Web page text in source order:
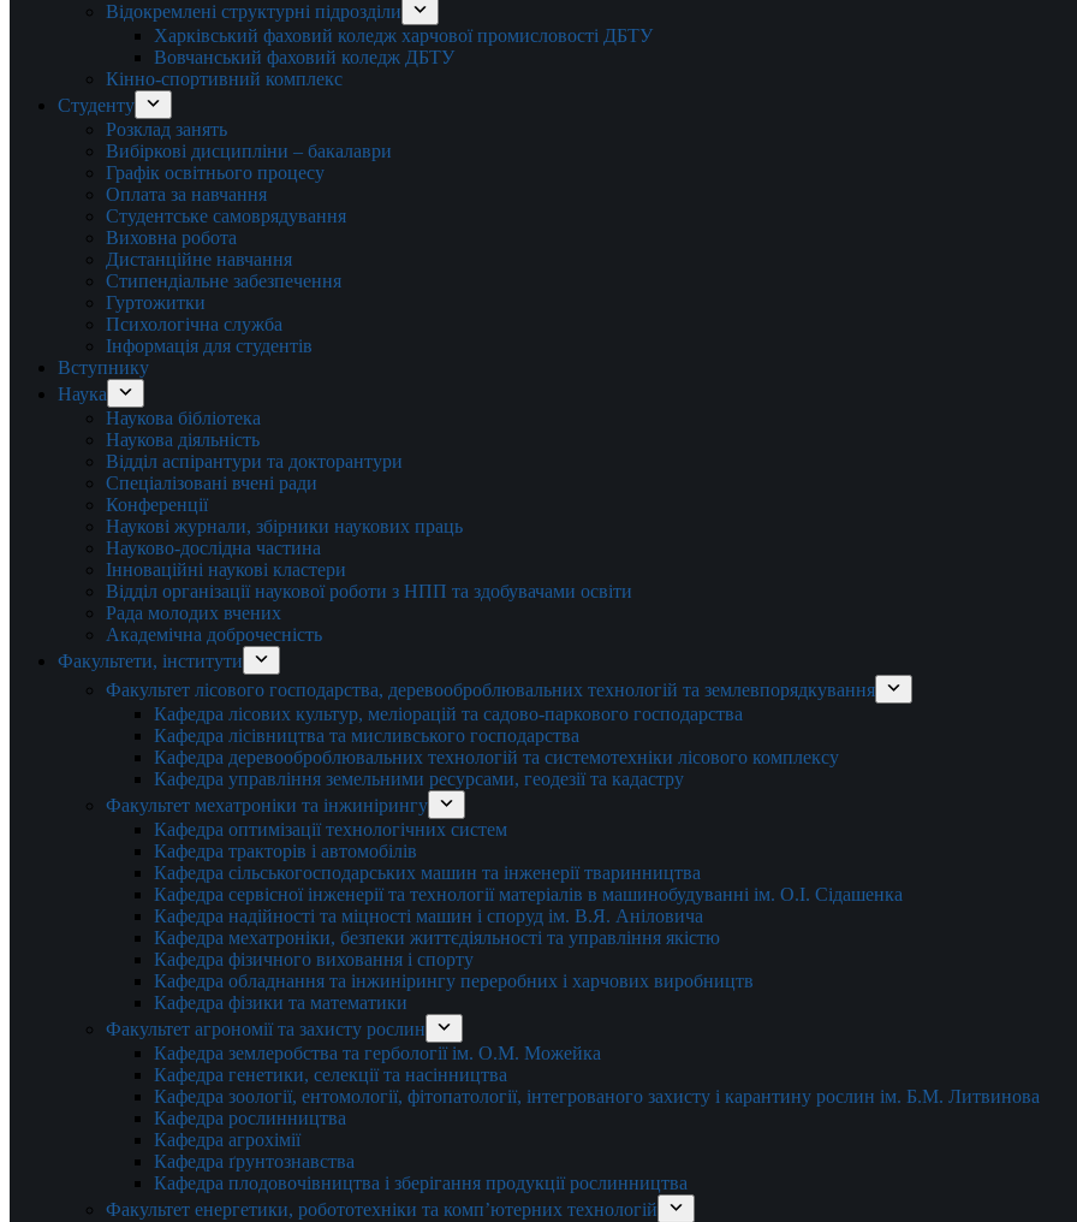
Відокремлені структурні підрозділи
Харківський фаховий коледж харчової промисловості ДБТУ
Вовчанський фаховий коледж ДБТУ
Кінно-спортивний комплекс
Студенту
Розклад занять
Вибіркові дисципліни – бакалаври
Графік освітнього процесу
Оплата за навчання
Студентське самоврядування
Виховна робота
Дистанційне навчання
Стипендіальне забезпечення
Гуртожитки
Психологічна служба
Інформація для студентів
Вступнику
Наука
Наукова бібліотека
Наукова діяльність
Відділ аспірантури та докторантури
Спеціалізовані вчені ради
Конференції
Наукові журнали, збірники наукових праць
Науково-дослідна частина
Інноваційні наукові кластери
Відділ організації наукової роботи з НПП та здобувачами освіти
Рада молодих вчених
Академічна доброчесність
Факультети, інститути
Факультет лісового господарства, деревооброблювальних технологій та землевпорядкування
Кафедра лісових культур, меліорацій та садово-паркового господарства
Кафедра лісівництва та мисливського господарства
Кафедра деревооброблювальних технологій та системотехніки лісового комплексу
Кафедра управління земельними ресурсами, геодезії та кадастру
Факультет мехатроніки та інжинірингу
Кафедра оптимізації технологічних систем
Кафедра тракторів і автомобілів
Кафедра сільськогосподарських машин та інженерії тваринництва
Кафедра cервісної інженерії та технології матеріалів в машинобудуванні ім. О.І. Сідашенка
Кафедра надійності та міцності машин і споруд ім. В.Я. Аніловича
Кафедра мехатроніки, безпеки життєдіяльності та управління якістю
Кафедра фізичного виховання і спорту
Кафедра обладнання та інжинірингу переробних і харчових виробництв
Кафедра фізики та математики
Факультет агрономії та захисту рослин
Кафедра землеробства та гербології ім. О.М. Можейка
Кафедра генетики, селекції та насінництва
Кафедра зоології, ентомології, фітопатології, інтегрованого захисту і карантину рослин ім. Б.М. Литвинова
Кафедра рослинництва
Кафедра агрохімії
Кафедра ґрунтознавства
Кафедра плодовочівництва і зберігання продукції рослинництва
Факультет енергетики, робототехніки та комп’ютерних технологій